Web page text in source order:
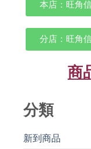
本店：旺角
分店：旺角
商
分類
新到商品​